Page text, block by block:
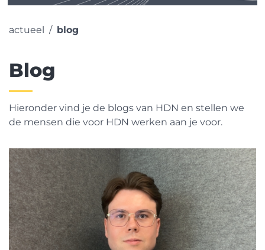
actueel blog
Blog
Hieronder vind je de blogs van HDN en stellen we
de mensen die voor HDN werken aan je voor.